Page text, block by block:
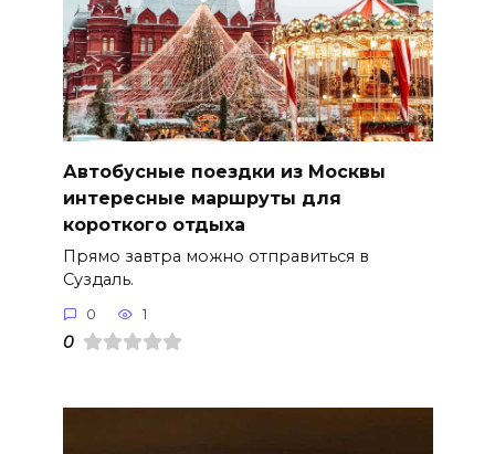
Автобусные поездки из Москвы
интересные маршруты для
короткого отдыха
Прямо завтра можно отправиться в
Суздаль.
0 1
0